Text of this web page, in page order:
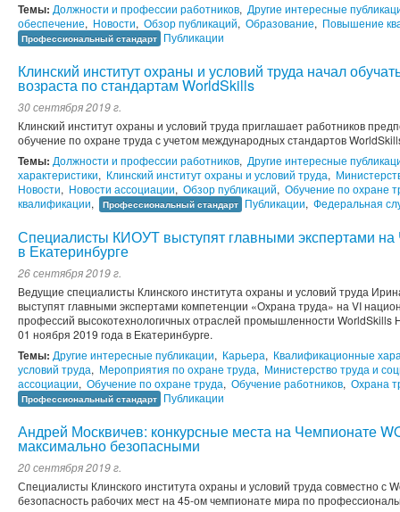
Темы: Должности и профессии работников, Другие интересные
обеспечение, Новости, Обзор публикаций, Образование, Повышение
Профессиональный стандарт Публикации
Клинский институт охраны и условий труда начал
возраста по стандартам WorldSkills
30 сентября 2019 г.
Клинский институт охраны и условий труда приглашает работников
обучение по охране труда с учетом международных стандартов
Темы: Должности и профессии работников, Другие интересные
характеристики, Клинский институт охраны и условий труда,
Новости, Новости ассоциации, Обзор публикаций, Обучение по охране
квалификации, Профессиональный стандарт Публикации, Федеральная
Специалисты КИОУТ выступят главными экспертами
в Екатеринбурге
26 сентября 2019 г.
Ведущие специалисты Клинского института охраны и условий труда
выступят главными экспертами компетенции «Охрана труда» на VI
профессий высокотехнологичных отраслей промышленности WorldSkills
01 ноября 2019 года в Екатеринбурге.
Темы: Другие интересные публикации, Карьера, Квалификационные
условий труда, Мероприятия по охране труда, Министерство труда и
ассоциации, Обучение по охране труда, Обучение работников, Охрана
Профессиональный стандарт Публикации
Андрей Москвичев: конкурсные места на Чемпионате
максимально безопасными
20 сентября 2019 г.
Специалисты Клинского института охраны и условий труда совместно с
безопасность рабочих мест на 45-ом чемпионате мира по